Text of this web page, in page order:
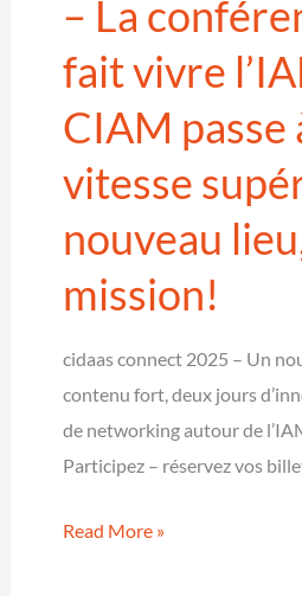
Récompense
pour
l’excellence
de
mise
en
œuvre
d’une
– La
fait vivre
CIAM passe
vitesse
nouveau
mission!
cidaas connect 2025 – Un
contenu fort, deux jours
de networking autour de
Participez – réservez vos
cidaas
Read More »